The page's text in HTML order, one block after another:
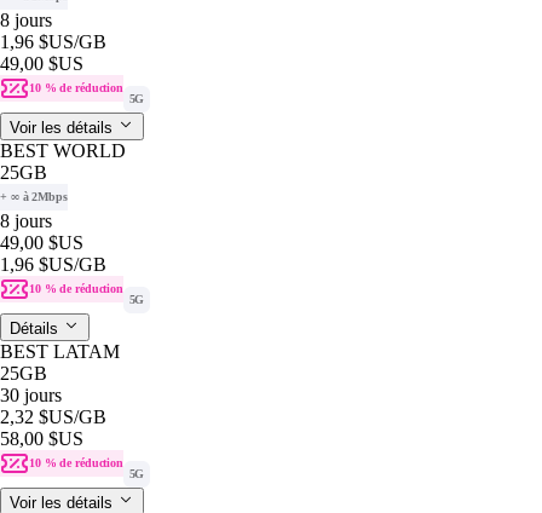
8 jours
1,96 $US/GB
49,00 $US
10 % de réduction
5G
Voir les détails
BEST WORLD
25GB
+ ∞ à 2Mbps
8 jours
49,00 $US
1,96 $US/GB
10 % de réduction
5G
Détails
BEST LATAM
25GB
30 jours
2,32 $US/GB
58,00 $US
10 % de réduction
5G
Voir les détails